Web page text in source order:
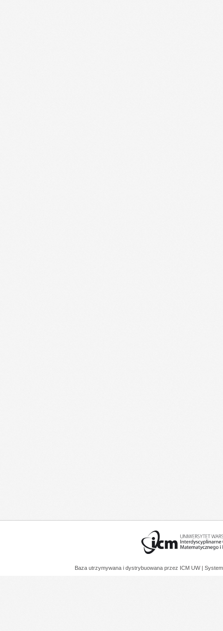
Baza utrzymywana i dystrybuowana przez ICM UW |